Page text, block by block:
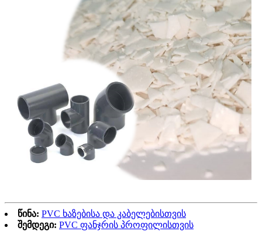
წინა: PVC ხაზებისა და კაბელებისთვის
შემდეგი: PVC ფანჯრის პროფილისთვის